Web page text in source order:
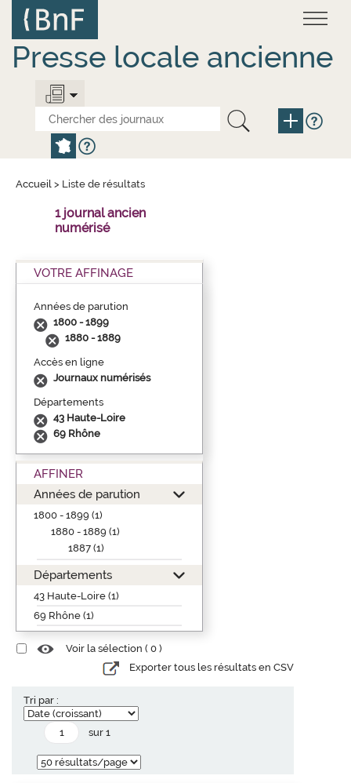
contenu
principal
Presse locale ancienne
Accueil > Liste de résultats
1 journal ancien
numérisé
VOTRE AFFINAGE
Années de parution
1800 - 1899
1880 - 1889
Accès en ligne
Journaux numérisés
Départements
43 Haute-Loire
69 Rhône
AFFINER
Années de parution
1800 - 1899 (1)
1880 - 1889 (1)
1887 (1)
Départements
43 Haute-Loire (1)
69 Rhône (1)
Voir la sélection ( 0 )
Exporter tous les résultats en CSV
Tri par :
sur 1
Panneau de gestion des cookies